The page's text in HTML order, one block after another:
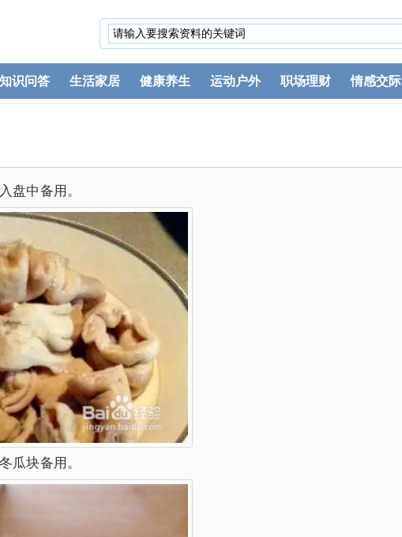
知识问答 生活家居 健康养生 运动户外 职场理财 情感交际
盘中备用。
瓜块备用。